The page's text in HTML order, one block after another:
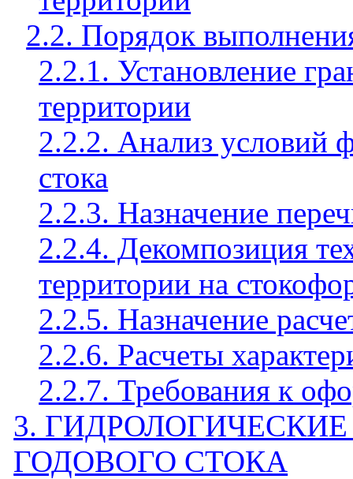
2.2. Порядок
2.2.1. Установление
территории
2.2.2. Анализ условий
стока
2.2.3. Назначение
2.2.4. Декомпозиция
территории на
2.2.5. Назначение
2.2.6. Расчеты
2.2.7. Требования к
3.
ГОДОВОГО СТОКА